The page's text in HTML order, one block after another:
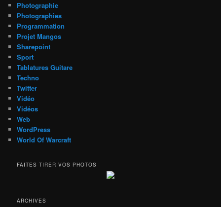
Photographie
Photographies
Programmation
Projet Mangos
Sharepoint
Sport
Tablatures Guitare
Techno
Twitter
Vidéo
Vidéos
Web
WordPress
World Of Warcraft
FAITES TIRER VOS PHOTOS
ARCHIVES